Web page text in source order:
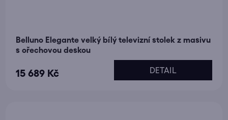
Belluno Elegante velký bílý televizní stolek z masivu
s ořechovou deskou
15 689 Kč DETAIL